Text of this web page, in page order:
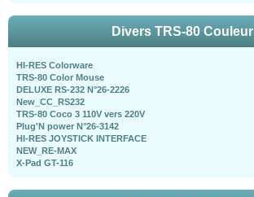
Divers TRS-80 Couleur
HI-RES Colorware
TRS-80 Color Mouse
DELUXE RS-232 N°26-2226
New_CC_RS232
TRS-80 Coco 3 110V vers 220V
Plug'N power N°26-3142
HI-RES JOYSTICK INTERFACE
NEW_RE-MAX
X-Pad GT-116